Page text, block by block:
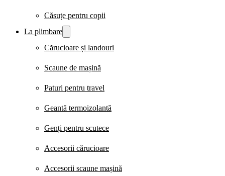
Căsuțe pentru copii
La plimbare
Cărucioare și landouri
Scaune de mașină
Paturi pentru travel
Geantă termoizolantă
Genți pentru scutece
Accesorii cărucioare
Accesorii scaune mașină